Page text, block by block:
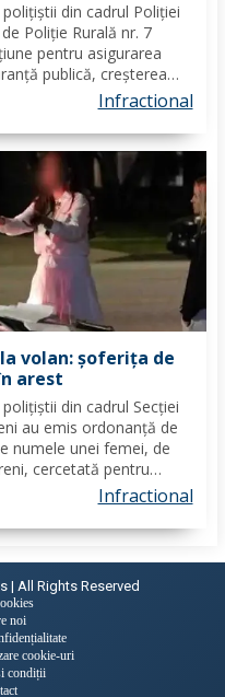
din cadrul Poliției
Poliție Rurală nr. 7
pentru asigurarea
publică, creșterea
și combaterea faptelor
Infractional
volan: șoferița de
arest
din cadrul Secției
au emis ordonanță de
numele unei femei, de
cercetată pentru
unui vehicul sub
Infractional
| All Rights Reserved
noi
cookie-uri
condiții